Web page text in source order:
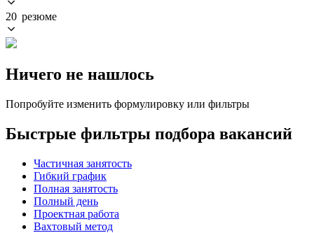
20 резюме
Ничего не нашлось
Попробуйте изменить формулировку или фильтры
Быстрые фильтры подбора вакансий
Частичная занятость
Гибкий график
Полная занятость
Полный день
Проектная работа
Вахтовый метод